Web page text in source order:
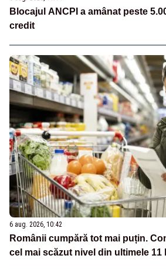
Blocajul ANCPI a amânat peste
credit
6 aug. 2026, 10:42
Românii cumpără tot mai puțin.
cel mai scăzut nivel din ultimele 11